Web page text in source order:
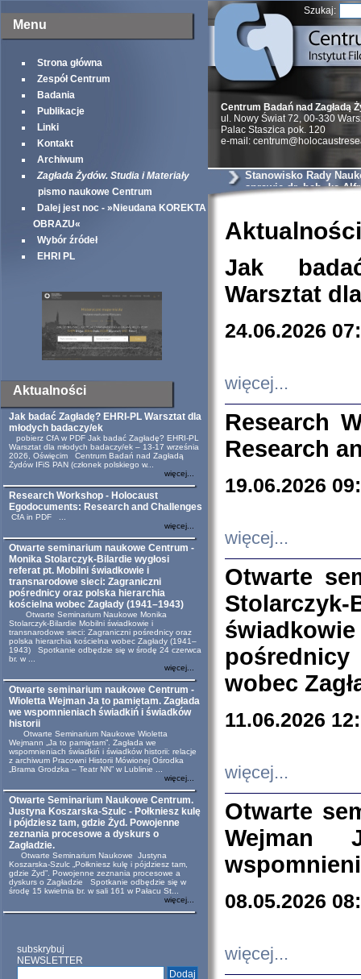
Menu
Strona główna
Zespół Centrum
Badania
Publikacje
Linki
Kontakt
Archiwum
Zagłada Żydów. Studia i Materiały
pismo naukowe Centrum
Dalej jest noc - »Nieudana KOREKTA
OBRAZU«
Wybór źródeł
EHRI PL
Aktualności
Jak badać Zagładę? EHRI-PL Warsztat dla
młodych badaczy/ek
pobierz CfA w PDF Jak badać Zagładę? EHRI-PL
Warsztat dla młodych badaczy/ek – 13-17 września
2026, Oświęcim Centrum Badań nad Zagładą
Żydów IFiS PAN (członek polskiego w...
więcej...
Research Workshop - Holocaust
Egodocuments: Research and Challenges
CfA in PDF ...
więcej...
Otwarte seminarium naukowe Centrum -
Monika Stolarczyk-Bilardie wygłosi
referat pt. Mobilni świadkowie i
transnarodowe sieci: Zagraniczni
pośrednicy oraz polska hierarchia
kościelna wobec Zagłady (1941–1943)
Otwarte Seminarium Naukowe Monika
Stolarczyk-Bilardie Mobilni świadkowie i
transnarodowe sieci: Zagraniczni pośrednicy oraz
polska hierarchia kościelna wobec Zagłady (1941–
1943) Spotkanie odbędzie się w środę 24 czerwca
br. w ...
więcej...
Otwarte seminarium naukowe Centrum -
Wioletta Wejman Ja to pamiętam. Zagłada
we wspomnieniach świadkiń i świadków
historii
Otwarte Seminarium Naukowe Wioletta
Wejmann „Ja to pamiętam”. Zagłada we
wspomnieniach świadkiń i świadków historii: relacje
z archiwum Pracowni Historii Mówionej Ośrodka
„Brama Grodzka – Teatr NN” w Lublinie ...
więcej...
Otwarte Seminarium Naukowe Centrum.
Justyna Koszarska-Szulc - Połkniesz kulę
i pójdziesz tam, gdzie Żyd. Powojenne
zeznania procesowe a dyskurs o
Zagładzie.
Otwarte Seminarium Naukowe Justyna
Koszarska-Szulc „Połkniesz kulę i pójdziesz tam,
gdzie Żyd”. Powojenne zeznania procesowe a
dyskurs o Zagładzie Spotkanie odbędzie się w
środę 15 kwietnia br. w sali 161 w Pałacu St...
więcej...
subskrybuj
NEWSLETTER
Szukaj:
Centrum Badań nad Zagładą
ul. Nowy Świat 72, 00-330
Palac Staszica pok. 120
e-mail:
Stanowisko Rady
sprawie dr. hab. ks
Aktualności
Jak
Warsztat
24.06.2026
więcej...
Research
Research
19.06.2026
więcej...
Otwarte
wobec
11.06.2026
więcej...
Otwarte
Wejman
08.05.2026
więcej...